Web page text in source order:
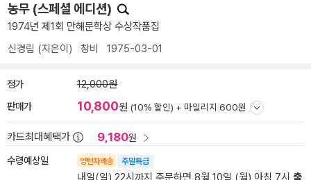
농무 (스페셜 에디션)
1974년 제1회 만해문학상 수상작품집
신경림 (지은이) 창비 1975-03-01
정가 12,000원
판매가 10,800원 (10% 할인) + 마일리지 600원
카드최대혜택가 9,180원
수령예상일 양탄자배송 주말특급
내일(일) 22시까지 주문하면 8월 10일 (월) 아침 7시 출